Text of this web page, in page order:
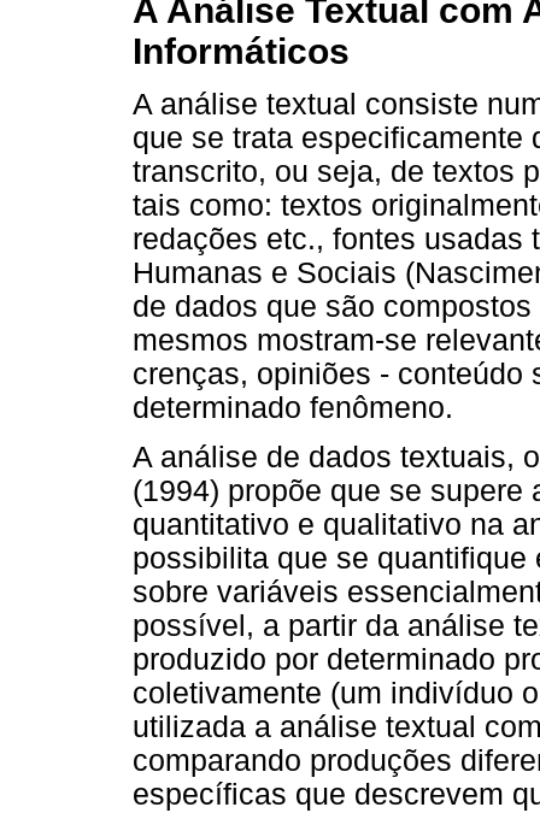
A Análise Textual com
Informáticos
A análise textual consiste
que se trata especificamente
transcrito, ou seja, de textos
tais como: textos
redações etc., fontes usadas
Humanas e Sociais
de dados que são
mesmos mostram-se
crenças, opiniões - conteúdo
determinado fenômeno.
A análise de dados textuais,
(1994) propõe que se
quantitativo e qualitativo na
possibilita que se
sobre variáveis
possível, a partir da análise
produzido por determinado
coletivamente (um indivíduo
utilizada a análise textual
comparando produções
específicas que descrevem